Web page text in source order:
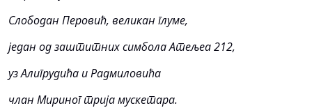
Слободан Перовић, великан глуме,
један од заштитних симбола Атељеа 212,
уз Алигрудића и Радмиловића
члан Мириног трија мускетара.